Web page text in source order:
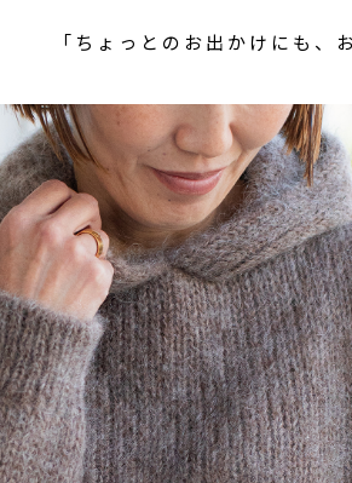
「ちょっとのお出かけにも、